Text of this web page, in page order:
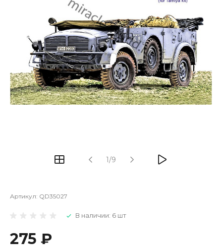
1/9
Артикул: QD35027
В наличии: 6 шт
275 ₽